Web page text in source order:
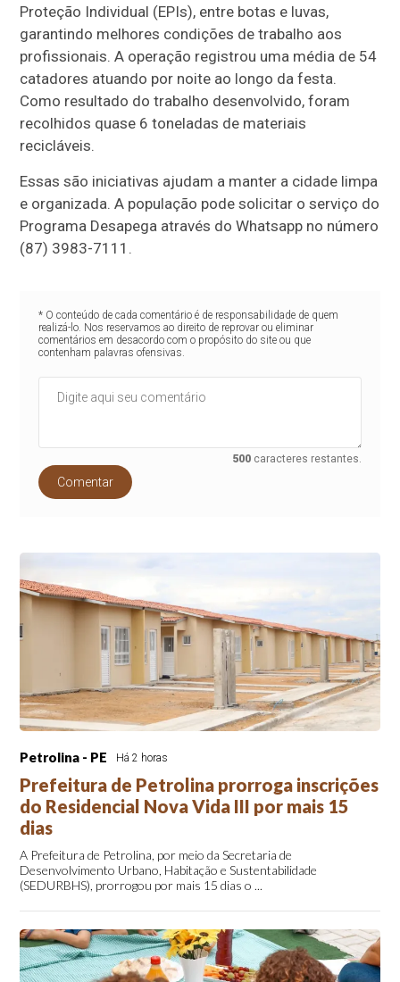
Proteção Individual (EPIs), entre botas e luvas,
garantindo melhores condições de trabalho aos
profissionais. A operação registrou uma média de 54
catadores atuando por noite ao longo da festa.
Como resultado do trabalho desenvolvido, foram
recolhidos quase 6 toneladas de materiais
recicláveis.
Essas são iniciativas ajudam a manter a cidade limpa
e organizada. A população pode solicitar o serviço do
Programa Desapega através do Whatsapp no número
(87) 3983-7111.
* O conteúdo de cada comentário é de responsabilidade de quem
realizá-lo. Nos reservamos ao direito de reprovar ou eliminar
comentários em desacordo com o propósito do site ou que
contenham palavras ofensivas.
500 caracteres restantes.
Comentar
Petrolina - PE Há 2 horas
Prefeitura de Petrolina prorroga inscrições
do Residencial Nova Vida III por mais 15
dias
A Prefeitura de Petrolina, por meio da Secretaria de
Desenvolvimento Urbano, Habitação e Sustentabilidade
(SEDURBHS), prorrogou por mais 15 dias o ...